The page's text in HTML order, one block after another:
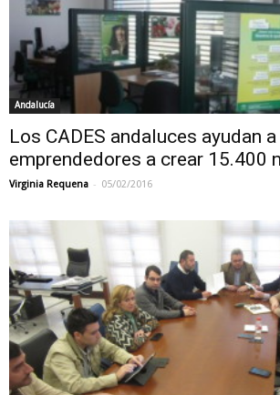
Andalucía
Los CADES andaluces ayudan
emprendedores a crear 15.400
Virginia Requena - 05/02/2016